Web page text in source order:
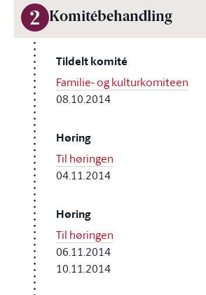
2 Komitébehandling
Tildelt komité
Familie- og kulturkomiteen
08.10.2014
Høring
Til høringen
04.11.2014
Høring
Til høringen
06.11.2014
10.11.2014